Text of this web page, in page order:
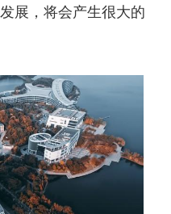
展，将会产生很大的